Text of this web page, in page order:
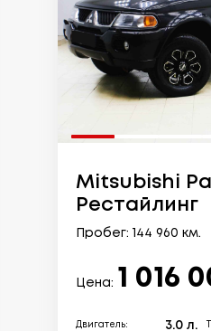
Mitsubishi
Рестайлинг
Пробег: 144 960 км.
Цена: 1 016
Двигатель: 3.0 л.